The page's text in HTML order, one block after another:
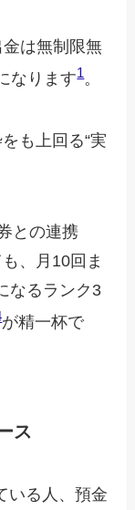
は無制限無
なります1。
も上回る“実
との連携
、月10回ま
なるランク3
が精一杯で
ス
いる人、預金